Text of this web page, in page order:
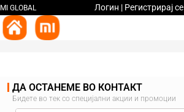
MI GLOBAL Логин | Регистрирај се
ДА ОСТАНЕМЕ ВО КОНТАКТ
Бидете во тек со специјални акции и промоции